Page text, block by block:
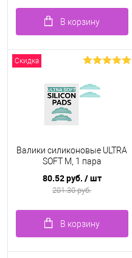
В корзину
Скидка
Валики силиконовые ULTRA
SOFT M, 1 пара
80.52 руб. / шт
201.30 руб.
В корзину